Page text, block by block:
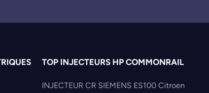
TOP INJECTEURS HP COMMONRAIL
INJECTEUR CR SIEMENS ES100 Citroen